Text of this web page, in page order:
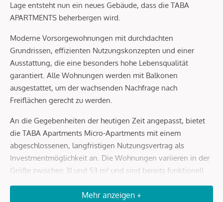
Lage entsteht nun ein neues Gebäude, dass die TABA
APARTMENTS beherbergen wird.
Moderne Vorsorgewohnungen mit durchdachten
Grundrissen, effizienten Nutzungskonzepten und einer
Ausstattung, die eine besonders hohe Lebensqualität
garantiert. Alle Wohnungen werden mit Balkonen
ausgestattet, um der wachsenden Nachfrage nach
Freiflächen gerecht zu werden.
An die Gegebenheiten der heutigen Zeit angepasst, bietet
die TABA Apartments Micro-Apartments mit einem
abgeschlossenen, langfristigen Nutzungsvertrag als
Investmentmöglichkeit an. Die Wohnungen variieren in der
Größe zwischen 31 und 53 m² und sind bereits funktionell
zukünftige Nachhaltigkeit gedacht, dieses Projekt wird mit
Mehr anzeigen +